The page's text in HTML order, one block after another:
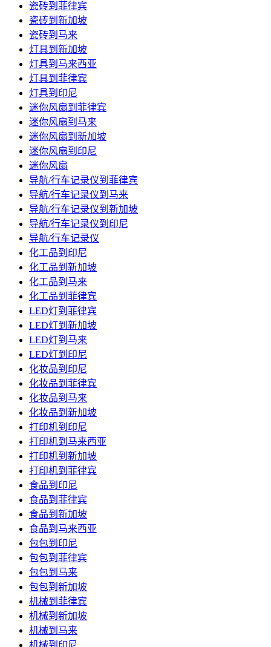
瓷砖到菲律宾
瓷砖到新加坡
瓷砖到马来
灯具到新加坡
灯具到马来西亚
灯具到菲律宾
灯具到印尼
迷你风扇到菲律宾
迷你风扇到马来
迷你风扇到新加坡
迷你风扇到印尼
迷你风扇
导航/行车记录仪到菲律宾
导航/行车记录仪到马来
导航/行车记录仪到新加坡
导航/行车记录仪到印尼
导航/行车记录仪
化工品到印尼
化工品到新加坡
化工品到马来
化工品到菲律宾
LED灯到菲律宾
LED灯到新加坡
LED灯到马来
LED灯到印尼
化妆品到印尼
化妆品到菲律宾
化妆品到马来
化妆品到新加坡
打印机到印尼
打印机到马来西亚
打印机到新加坡
打印机到菲律宾
食品到印尼
食品到菲律宾
食品到新加坡
食品到马来西亚
包包到印尼
包包到菲律宾
包包到马来
包包到新加坡
机械到菲律宾
机械到新加坡
机械到马来